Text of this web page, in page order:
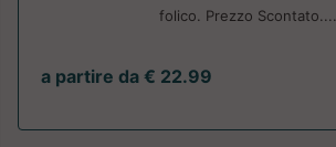
folico. Prezzo Scontato....
a partire da € 22.99